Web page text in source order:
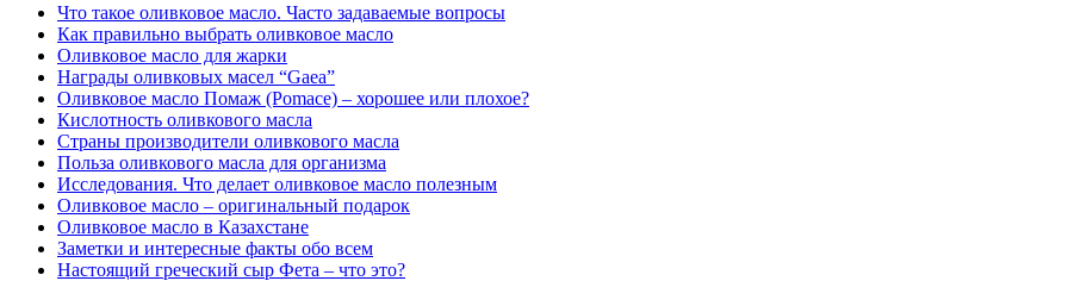
Что такое оливковое масло. Часто задаваемые вопросы
Как правильно выбрать оливковое масло
Оливковое масло для жарки
Награды оливковых масел “Gaea”
Оливковое масло Помаж (Pomace) – хорошее или плохое?
Кислотность оливкового масла
Страны производители оливкового масла
Польза оливкового масла для организма
Исследования. Что делает оливковое масло полезным
Оливковое масло – оригинальный подарок
Оливковое масло в Казахстане
Заметки и интересные факты обо всем
Настоящий греческий сыр Фета – что это?